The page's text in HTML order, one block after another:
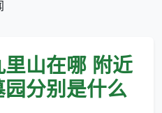
山在哪 附近
分别是什么